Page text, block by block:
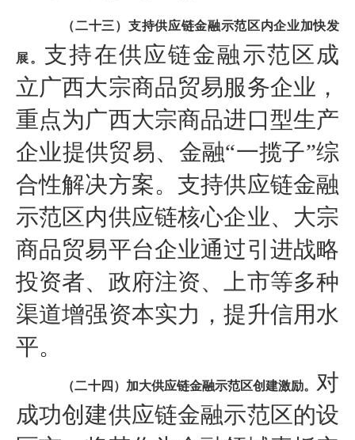
（二十三）支持供应链金融示范区内企业加快发
展。 支持在供应链金融示范区成
立广西大宗商品贸易服务企业，
重点为广西大宗商品进口型生产
企业提供贸易、金融“一揽子”综
合性解决方案。支持供应链金融
示范区内供应链核心企业、大宗
商品贸易平台企业通过引进战略
投资者、政府注资、上市等多种
渠道增强资本实力，提升信用水
平。
（二十四）加大供应链金融示范区创建激励。
对
成功创建供应链金融示范区的设